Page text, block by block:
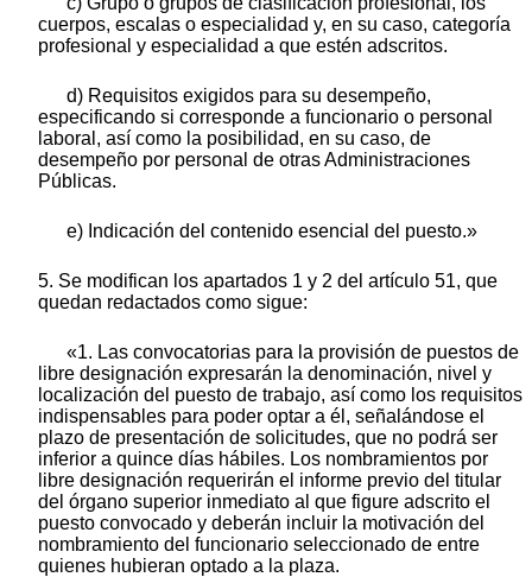
cuerpos, escalas o especialidad y, en su caso, categoría
profesional y especialidad a que estén adscritos.
d) Requisitos exigidos para su desempeño,
especificando si corresponde a funcionario o personal
laboral, así como la posibilidad, en su caso, de
desempeño por personal de otras Administraciones
Públicas.
e) Indicación del contenido esencial del puesto.»
5. Se modifican los apartados 1 y 2 del artículo 51, que
quedan redactados como sigue:
«1. Las convocatorias para la provisión de puestos de
libre designación expresarán la denominación, nivel y
localización del puesto de trabajo, así como los requisitos
indispensables para poder optar a él, señalándose el
plazo de presentación de solicitudes, que no podrá ser
inferior a quince días hábiles. Los nombramientos por
libre designación requerirán el informe previo del titular
del órgano superior inmediato al que figure adscrito el
puesto convocado y deberán incluir la motivación del
nombramiento del funcionario seleccionado de entre
quienes hubieran optado a la plaza.